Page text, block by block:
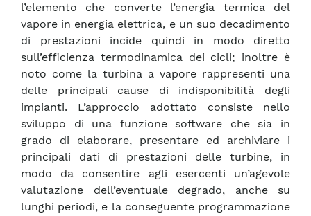
l’elemento che converte l’energia termica del
vapore in energia elettrica, e un suo decadimento
di prestazioni incide quindi in modo diretto
sull’efficienza termodinamica dei cicli; inoltre è
noto come la turbina a vapore rappresenti una
delle principali cause di indisponibilità degli
impianti. L’approccio adottato consiste nello
sviluppo di una funzione software che sia in
grado di elaborare, presentare ed archiviare i
principali dati di prestazioni delle turbine, in
modo da consentire agli esercenti un’agevole
valutazione dell’eventuale degrado, anche su
lunghi periodi, e la conseguente programmazione